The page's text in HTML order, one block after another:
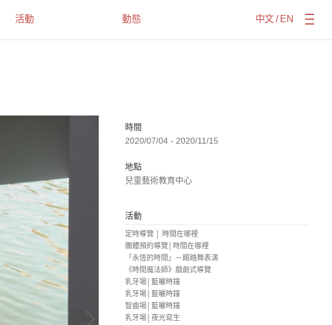
活動 動態 中文 / EN
時間
2020/07/04 - 2020/11/15
地點
兒童藝術教育中心
活動
定時導覽 │ 時間在哪裡
團體預約導覽│時間在哪裡
「永恆的時間」－踢踏舞表演
《時間魔法師》戲劇式導覽
乳牙場│藍曬時鐘
乳牙場│藍曬時鐘
智齒場│藍曬時鐘
乳牙場│夜光寫生